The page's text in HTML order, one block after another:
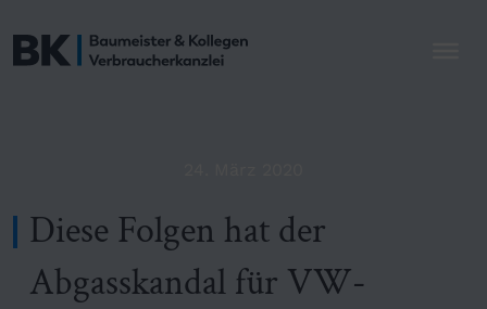
Diese Folgen hat der
Abgasskandal für VW-